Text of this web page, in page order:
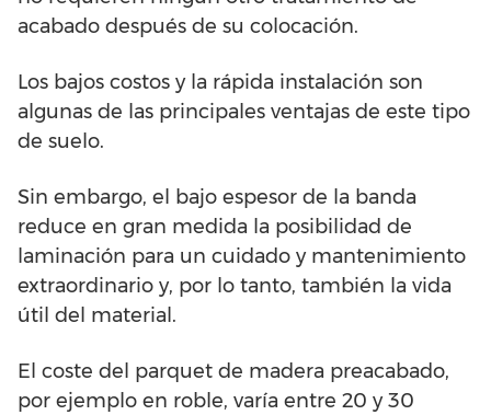
acabado después de su colocación.
Los bajos costos y la rápida instalación son
algunas de las principales ventajas de este tipo
de suelo.
Sin embargo, el bajo espesor de la banda
reduce en gran medida la posibilidad de
laminación para un cuidado y mantenimiento
extraordinario y, por lo tanto, también la vida
útil del material.
El coste del parquet de madera preacabado,
por ejemplo en roble, varía entre 20 y 30